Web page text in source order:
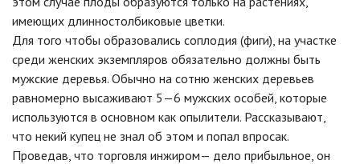
имеющих длинностолбиковые цветки.
Для того чтобы образовались соплодия (фиги), на участке
среди женских экземпляров обязательно должны быть
мужские деревья. Обычно на сотню женских деревьев
равномерно высаживают 5—6 мужских особей, которые
используются в основном как опылители. Рассказывают,
что некий купец не знал об этом и попал впросак.
Проведав, что торговля инжиром— дело прибыльное, он